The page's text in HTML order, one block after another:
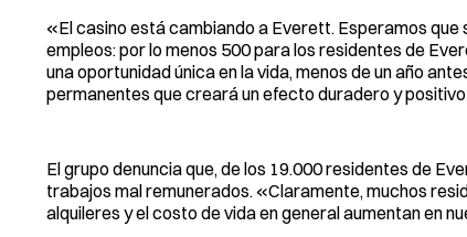
«El casino está cambiando a Everett. Esperamos
empleos: por lo menos 500 para los residentes de
una oportunidad única en la vida, menos de un año
permanentes que creará un efecto duradero y
El grupo denuncia que, de los 19.000 residentes de
trabajos mal remunerados. «Claramente, muchos
alquileres y el costo de vida en general aumentan en